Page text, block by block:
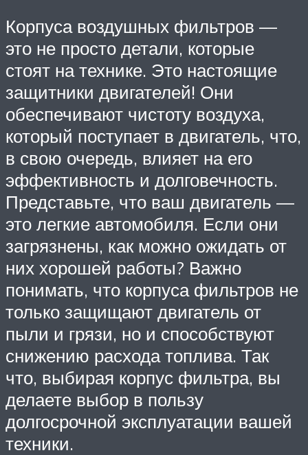
Корпуса воздушных фильтров —
это не просто детали, которые
стоят на технике. Это настоящие
защитники двигателей! Они
обеспечивают чистоту воздуха,
который поступает в двигатель, что,
в свою очередь, влияет на его
эффективность и долговечность.
Представьте, что ваш двигатель —
это легкие автомобиля. Если они
загрязнены, как можно ожидать от
них хорошей работы? Важно
понимать, что корпуса фильтров не
только защищают двигатель от
пыли и грязи, но и способствуют
снижению расхода топлива. Так
что, выбирая корпус фильтра, вы
делаете выбор в пользу
долгосрочной эксплуатации вашей
техники.